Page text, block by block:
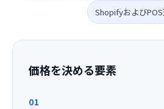
Shopifyおよび
価格を決める要素
01